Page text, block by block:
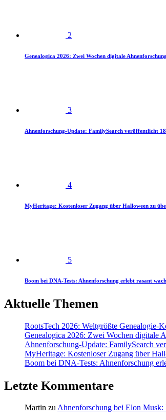
2
Genealogica 2026: Zwei Wochen digitale
3
Ahnenforschung-Update: FamilySearch veröffentlicht
4
MyHeritage: Kostenloser Zugang über Halloween zu
5
Boom bei DNA-Tests: Ahnenforschung erlebt rasant
Aktuelle Themen
RootsTech 2026: Weltgrößte Genealogie-
Genealogica 2026: Zwei Wochen digitale
Ahnenforschung-Update: FamilySearch
MyHeritage: Kostenloser Zugang über
Boom bei DNA-Tests: Ahnenforschung
Letzte Kommentare
Martin zu Ahnenforschung bei Elon Musk: